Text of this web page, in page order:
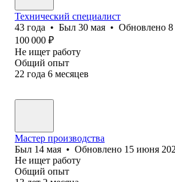
Технический специалист
43 года • Был 30 мая • Обновлено 8
100 000 ₽
Не ищет работу
Общий опыт
22 года 6 месяцев
Мастер производства
Был 14 мая • Обновлено 15 июня
Не ищет работу
Общий опыт